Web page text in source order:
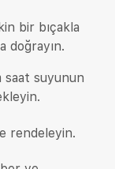
bir bıçakla
doğrayın.
saat suyunun
rendeleyin.